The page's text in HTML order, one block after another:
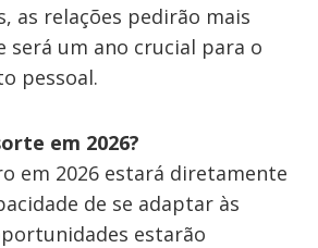
as relações pedirão mais
será um ano crucial para o
pessoal.
em 2026?
em 2026 estará diretamente
de se adaptar às
estarão